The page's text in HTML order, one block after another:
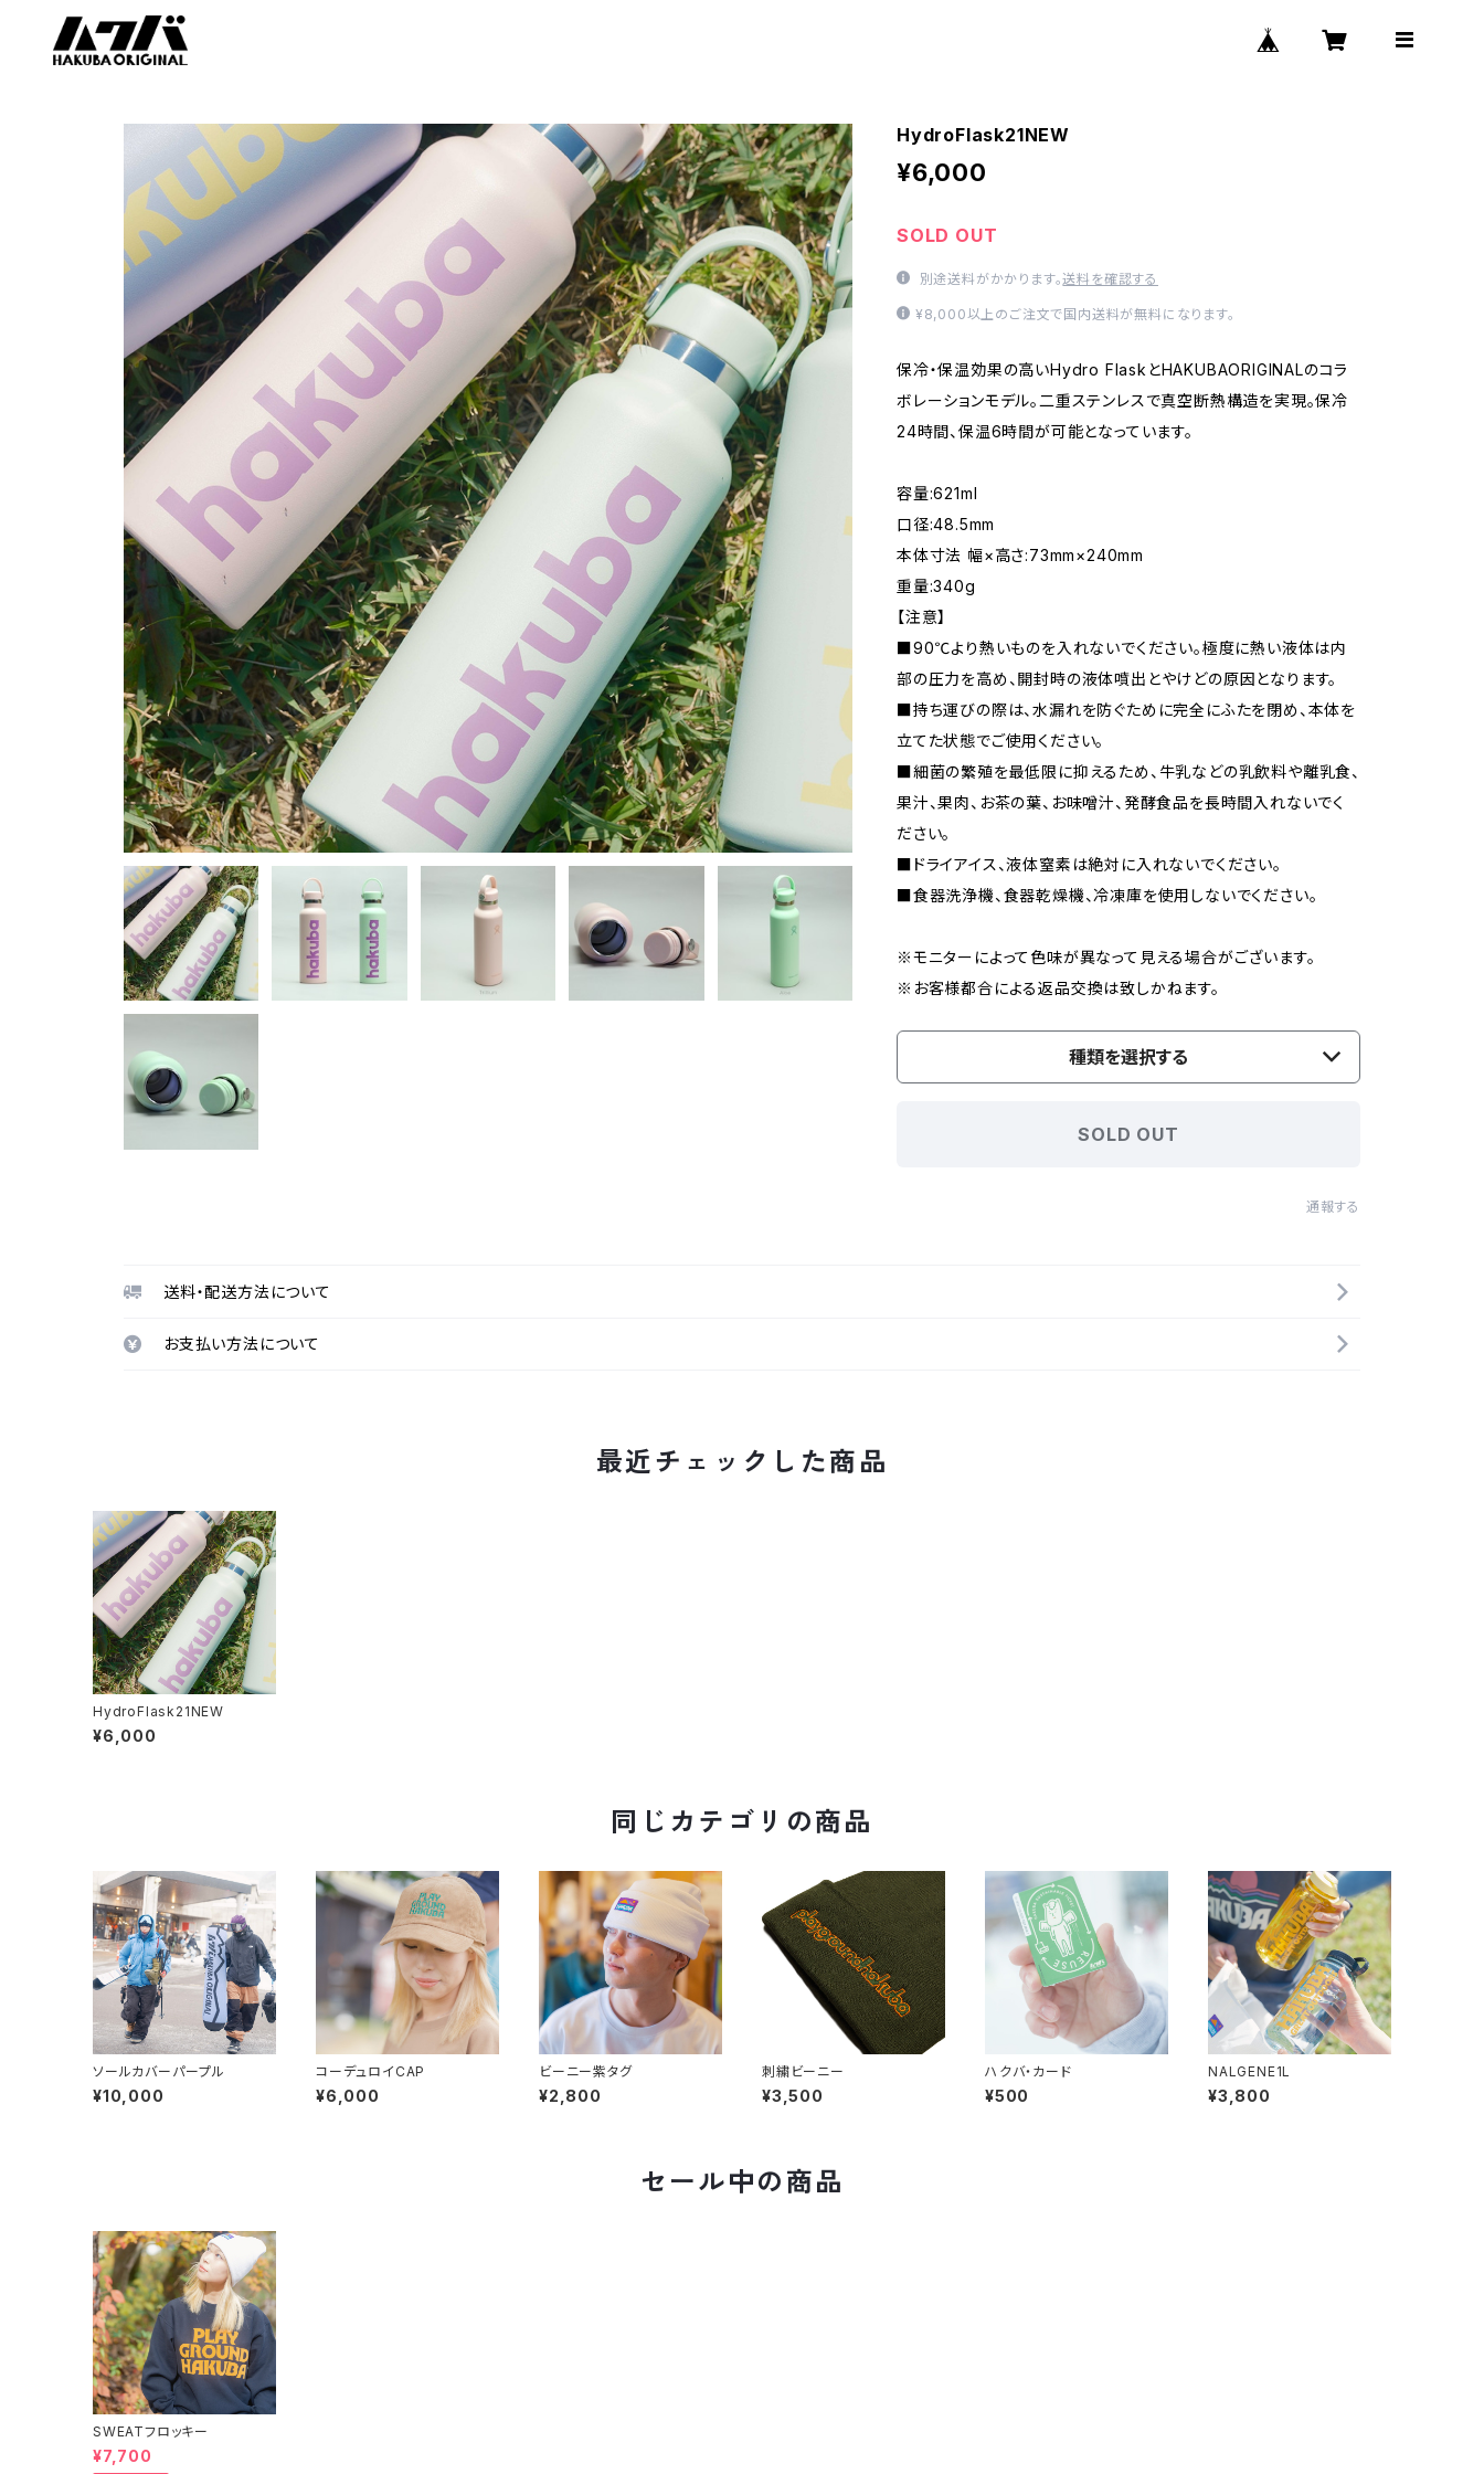
HydroFlask21NEW
¥6,000
SOLD OUT
別途送料がかかります。送料を確認する
¥8,000以上のご注文で国内送料が無料になります。
保冷・保温効果の高いHydro FlaskとHAKUBAORIGINALのコラ
ボレーションモデル。二重ステンレスで真空断熱構造を実現。保冷
24時間、保温6時間が可能となっています。
容量:621ml
口径:48.5mm
本体寸法 幅×高さ:73mm×240mm
重量:340g
【注意】
■90℃より熱いものを入れないでください。極度に熱い液体は内
部の圧力を高め、開封時の液体噴出とやけどの原因となります。
■持ち運びの際は、水漏れを防ぐために完全にふたを閉め、本体を
立てた状態でご使用ください。
■細菌の繁殖を最低限に抑えるため、牛乳などの乳飲料や離乳食、
果汁、果肉、お茶の葉、お味噌汁、発酵食品を長時間入れないでく
ださい。
■ドライアイス、液体窒素は絶対に入れないでください。
■食器洗浄機、食器乾燥機、冷凍庫を使用しないでください。
※モニターによって色味が異なって見える場合がございます。
※お客様都合による返品交換は致しかねます。
種類を選択する
SOLD OUT
通報する
送料・配送方法について
お支払い方法について
最近チェックした商品
HydroFlask21NEW
¥6,000
同じカテゴリの商品
ソールカバーパープル
¥10,000
コーデュロイCAP
¥6,000
ビーニー紫タグ
¥2,800
刺繍ビーニー
¥3,500
ハクバ・カード
¥500
NALGENE1L
¥3,800
セール中の商品
SWEATフロッキー
¥7,700